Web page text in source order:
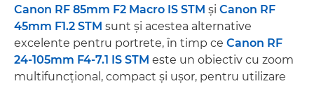
Canon RF 85mm F2 Macro IS STM şi Canon RF
45mm F1.2 STM sunt şi acestea alternative
excelente pentru portrete, în timp ce Canon RF
24-105mm F4-7.1 IS STM este un obiectiv cu zoom
multifuncţional, compact şi uşor, pentru utilizare